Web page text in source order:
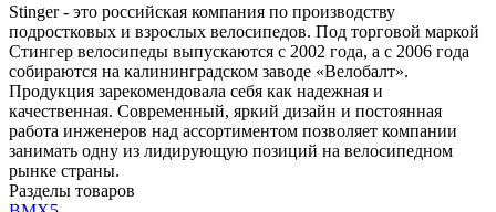
Stinger - это российская компания по производству
подростковых и взрослых велосипедов. Под торговой маркой
Стингер велосипеды выпускаются с 2002 года, а с 2006 года
собираются на калининградском заводе «Велобалт».
Продукция зарекомендовала себя как надежная и
качественная. Современный, яркий дизайн и постоянная
работа инженеров над ассортиментом позволяет компании
занимать одну из лидирующую позиций на велосипедном
рынке страны.
Разделы товаров